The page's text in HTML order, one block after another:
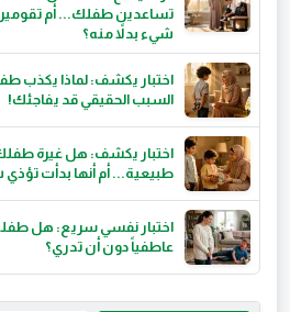
تساعدين طفلك... أم
شيء بدلاً منه؟
اختبار يكشف: لماذا يكذب
السبب الحقيقي قد يفاجئك!
اختبار يكشف: هل غيرة
طبيعية... أم أنها بدأت
اختبار نفسي سريع: هل
عاطفياً دون أن تدري؟